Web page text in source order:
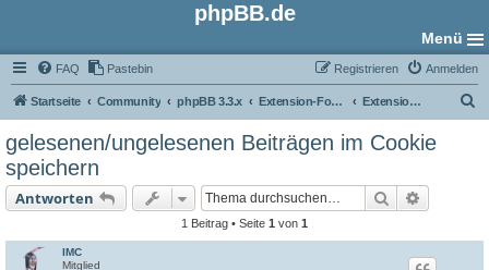
phpBB.de
Menü
FAQ Pastebin Anmelden
Registrieren
Startseite Community phpBB 3.3.x Extension-Foren Extension Bastelstube
gelesenen/ungelesenen Beiträgen im Cookie
speichern
Antworten Suche
1 Beitrag • Seite 1 von 1
IMC
Mitglied